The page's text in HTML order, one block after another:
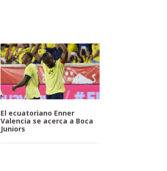
El ecuatoriano Enner
Valencia se acerca a Boca
Juniors